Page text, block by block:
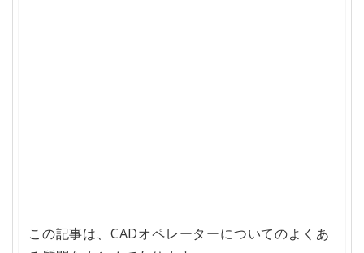
この記事は、CADオペレーターについてのよくあ